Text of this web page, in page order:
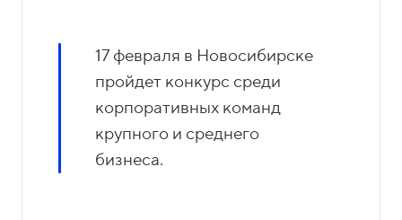
17 февраля в Новосибирске
пройдет конкурс среди
корпоративных команд
крупного и среднего
бизнеса.